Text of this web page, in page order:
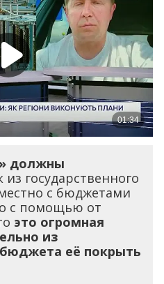
должны
из государственного
с бюджетами
с помощью от
это огромная
из
бюджета её покрыть